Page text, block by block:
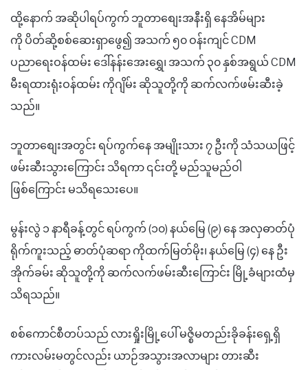
ထို့နောက် အဆိုပါရပ်ကွက် ဘူတာစျေးအနီးရှိ နေအိမ်များ
ကို ပိတ်ဆို့စစ်ဆေးရှာဖွေ၍ အသက် ၅၀ ဝန်းကျင် CDM
ပညာရေးဝန်ထမ်း ဒေါ်နန်းအေးရွှေ၊ အသက် ၃၀ နှစ်အရွယ် CDM
မီးရထားရုံးဝန်ထမ်း ကိုဂျိမ်း ဆိုသူတို့ကို ဆက်လက်ဖမ်းဆီးခဲ့
သည်။
ဘူတာစျေးအတွင်း ရပ်ကွက်နေ အမျိုးသား ၇ ဦးကို သံသယဖြင့်
ဖမ်းဆီးသွားကြောင်း သိရကာ ၎င်းတို့ မည်သူမည်ဝါ
ဖြစ်ကြောင်း မသိရသေးပေ။
မွန်းလွဲ ၁ နာရီခန့်တွင် ရပ်ကွက် (၁၀) နယ်မြေ (၉) နေ အလှဓာတ်ပုံ
ရိုက်ကူးသည့် ဓာတ်ပုံဆရာ ကိုထက်မြတ်မိုး၊ နယ်မြေ (၄) နေ ဦး
အိုက်ခမ်း ဆိုသူတို့ကို ဆက်လက်ဖမ်းဆီးကြောင်း မြို့ခံများထံမှ
သိရသည်။
စစ်ကောင်စီတပ်သည် လားရှိုးမြို့ပေါ် မဇ္စိမတည်းခိုခန်းရှေ့ရှိ
ကားလမ်းမတွင်လည်း ယာဉ်အသွားအလာများ တားဆီး